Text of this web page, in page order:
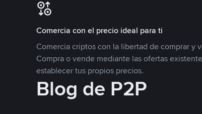
Comercia con el precio ideal para ti
Comercia criptos con la libertad de comprar y
Compra o vende mediante las ofertas
establecer tus propios precios.
Blog de P2P